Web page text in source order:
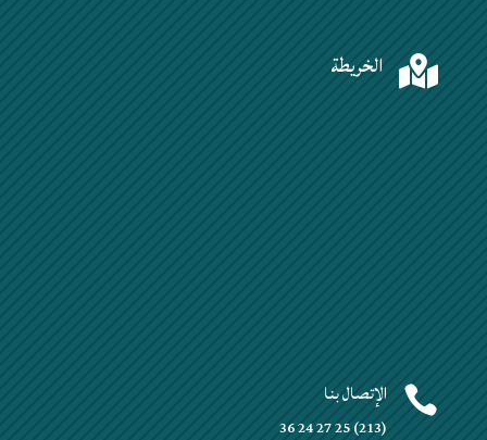
 الخريطة
 الإتصال بنا
(213) 25 27 24 36